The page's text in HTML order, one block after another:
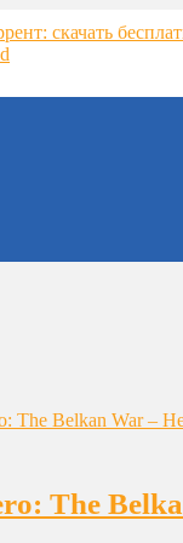
The